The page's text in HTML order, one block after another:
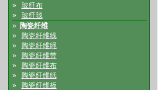
»
玻纤布
»
玻纤毯
»
陶瓷纤维
»
陶瓷纤维线
»
陶瓷纤维绳
»
陶瓷纤维带
»
陶瓷纤维布
»
陶瓷纤维纸
»
陶瓷纤维板